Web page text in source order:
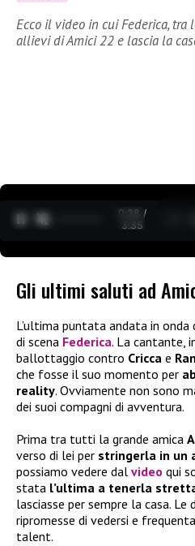
Ecco il video in cui Federica,
allievi di Amici 22 e lascia la
0:29 /
3:35
Gli ultimi saluti ad
L’ultima puntata andata in onda
di scena Federica. La cantante,
ballottaggio contro Cricca e
che fosse il suo momento per
reality. Ovviamente non sono
dei suoi compagni di avventura.
Prima tra tutti la grande amica
verso di lei per stringerla in un
possiamo vedere dal video qui
stata l’ultima a tenerla
lasciasse per sempre la casa.
ripromesse di vedersi e
talent.